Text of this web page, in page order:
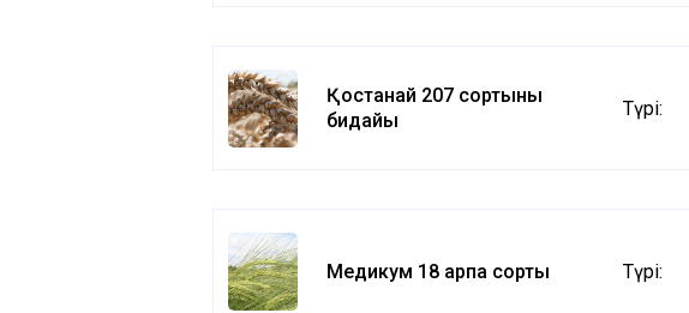
Қостанай 207 сортының
бидайы
Түрі:
Медикум 18 арпа сорты Түрі: